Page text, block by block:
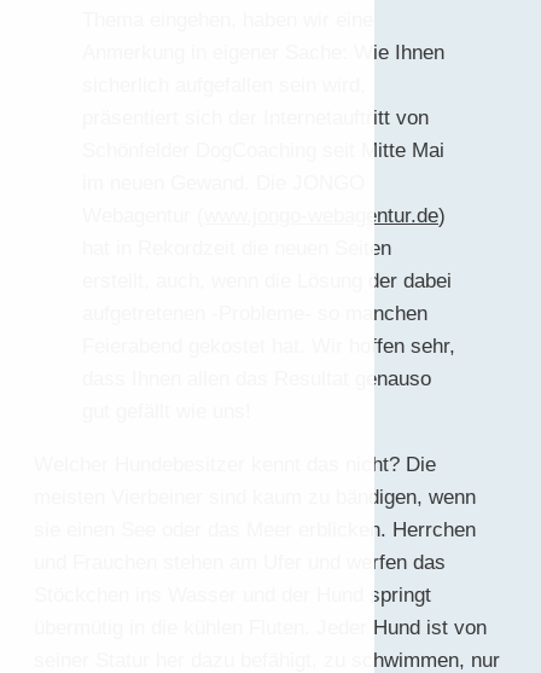
Anmerkung in eigener Sache: Wie Ihnen
präsentiert sich der Internetauftritt von
Schönfelder DogCoaching seit Mitte Mai
www.jongo-webagentur.de)
hat in Rekordzeit die neuen Seiten
erstellt, auch, wenn die Lösung der dabei
aufgetretenen -Probleme- so manchen
Feierabend gekostet hat. Wir hoffen sehr,
dass Ihnen allen das Resultat genauso
Welcher Hundebesitzer kennt das nicht? Die
meisten Vierbeiner sind kaum zu bändigen, wenn
sie einen See oder das Meer erblicken. Herrchen
und Frauchen stehen am Ufer und werfen das
Stöckchen ins Wasser und der Hund springt
übermütig in die kühlen Fluten. Jeder Hund ist von
seiner Statur her dazu befähigt, zu schwimmen, nur